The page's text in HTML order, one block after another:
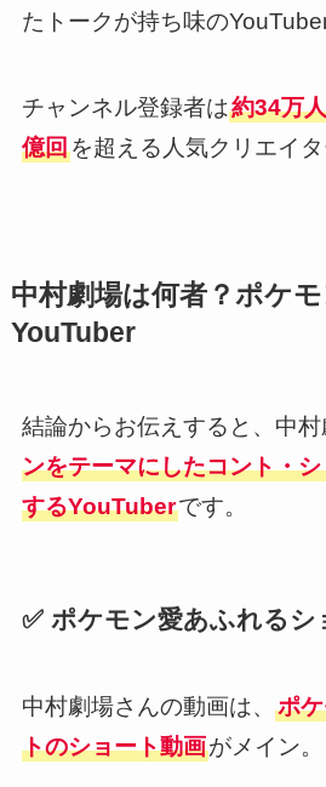
たトークが持ち味のYouTuber
チャンネル登録者は約34万人
億回を超える人気クリエイタ
中村劇場は何者？ポケ
YouTuber
結論からお伝えすると、中
ンをテーマにしたコント・
するYouTuberです。
✅ ポケモン愛あふれるシ
中村劇場さんの動画は、 ポ
トのショート動画がメイン。